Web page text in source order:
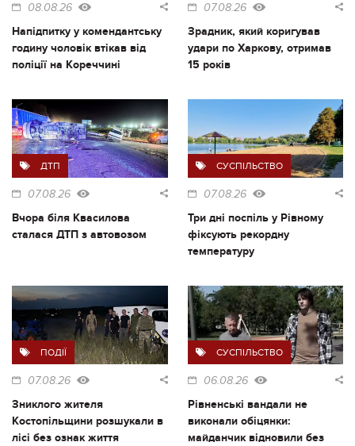
08.08.26
Напідпитку у комендантську
годину чоловік втікав від
поліції на Кореччині
07.08.26
Зрадник, який коригував
удари по Харкову, отримав
15 років
ДТП
07.08.26
Вчора біля Квасилова
сталася ДТП з автовозом
СУСПІЛЬСТВО
07.08.26
Три дні поспіль у Рівному
фіксують рекордну
температуру
ПОДІЇ
07.08.26
Зниклого жителя
Костопільщини розшукали в
лісі без ознак життя
СУСПІЛЬСТВО
06.08.26
Рівненські вандали не
виконали обіцянки:
майданчик відновили без